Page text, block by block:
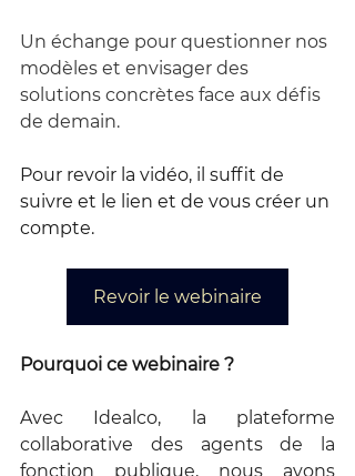
Un échange pour questionner nos
modèles et envisager des
solutions concrètes face aux défis
de demain.
Pour revoir la vidéo, il suffit de
suivre et le lien et de vous créer un
compte.
Revoir le webinaire
Pourquoi ce webinaire ?
Avec Idealco, la plateforme
collaborative des agents de la
fonction publique, nous avons